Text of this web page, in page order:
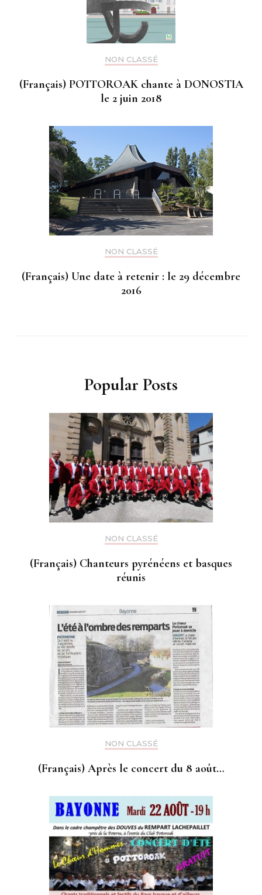
NON CLASSÉ
(Français) POTTOROAK chante à DONOSTIA
le 2 juin 2018
NON CLASSÉ
(Français) Une date à retenir : le 29 décembre
2016
Popular Posts
NON CLASSÉ
(Français) Chanteurs pyrénéens et basques
réunis
NON CLASSÉ
(Français) Après le concert du 8 août…